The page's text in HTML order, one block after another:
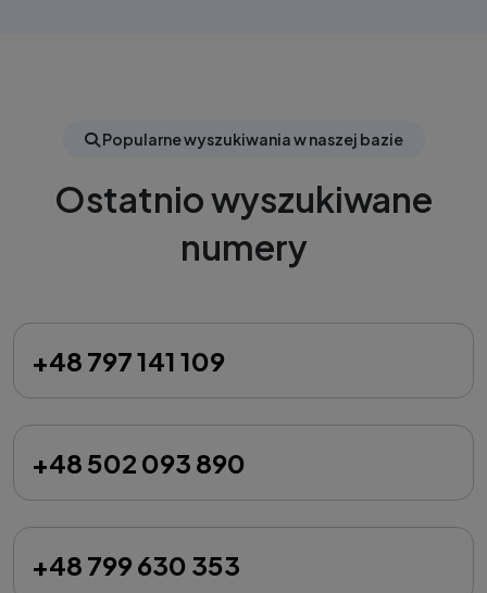
Popularne wyszukiwania w naszej bazie
Ostatnio wyszukiwane
numery
+48 797 141 109
+48 502 093 890
+48 799 630 353